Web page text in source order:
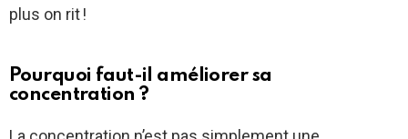
plus on rit !
Pourquoi faut-il améliorer sa
concentration ?